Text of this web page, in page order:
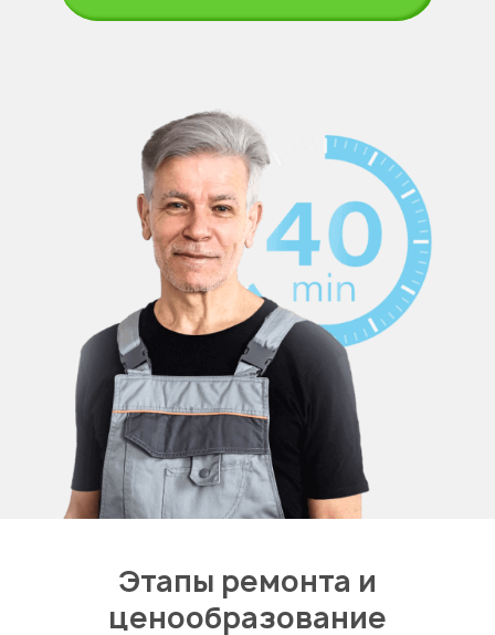
Этапы ремонта и
ценообразование